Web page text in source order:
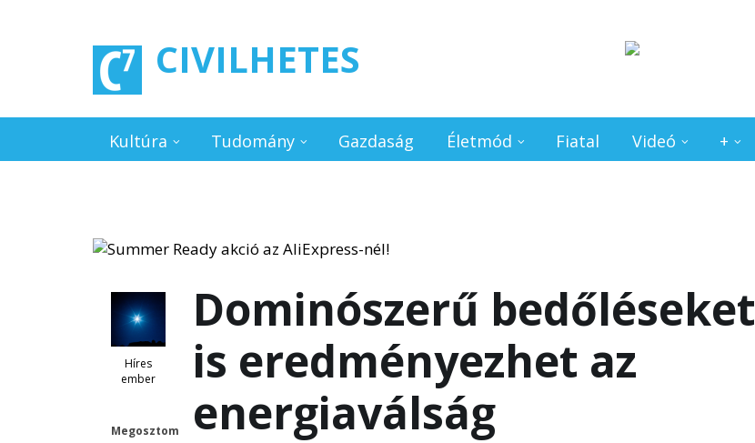
CIVILHETES
Kultúra Tudomány Gazdaság Életmód Fiatal Videó +
Híres
ember
Megosztom
Dominószerű bedőléseket
is eredményezhet az
energiaválság